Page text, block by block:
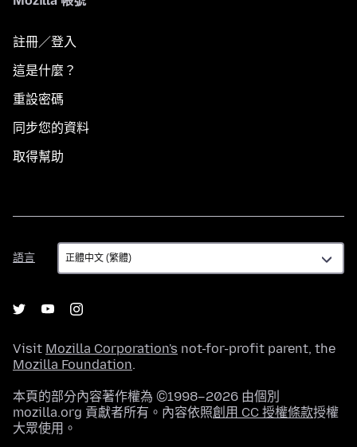
註冊／登入
這是什麼？
重設密碼
同步您的資料
取得幫助
語言
語
言
Visit Mozilla Corporation's not-for-profit parent, the
Mozilla Foundation.
本頁的部分內容著作權為 ©1998–2026 由個別
mozilla.org 貢獻者所有。內容依照創用 CC 授權條款授權
大眾使用。